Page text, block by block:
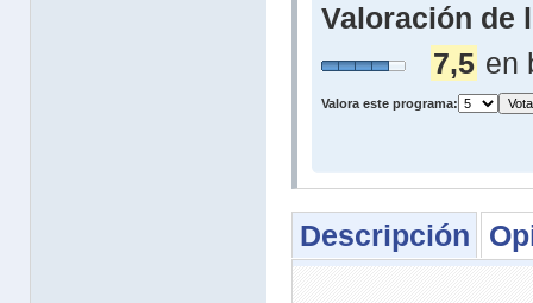
Valoración de
7,5 en
Valora este programa:
Descripción